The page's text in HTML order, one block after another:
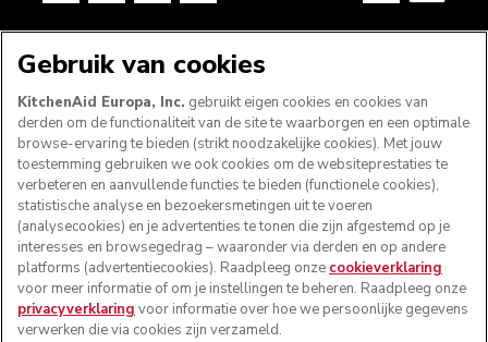
VOLG ONS
© KitchenAid 2026 - Alle rechten voorbehouden.
KitchenAid en het design van de keukenrobot zijn
Gebruik van cookies
KitchenAid Europa, Inc. gebruikt eigen cookies en cookies van
derden om de functionaliteit van de site te waarborgen en een optimale
browse-ervaring te bieden (strikt noodzakelijke cookies). Met jouw
toestemming gebruiken we ook cookies om de websiteprestaties te
verbeteren en aanvullende functies te bieden (functionele cookies),
statistische analyse en bezoekersmetingen uit te voeren
(analysecookies) en je advertenties te tonen die zijn afgestemd op je
interesses en browsegedrag – waaronder via derden en op andere
platforms (advertentiecookies). Raadpleeg onze cookieverklaring
voor meer informatie of om je instellingen te beheren. Raadpleeg onze
privacyverklaring voor informatie over hoe we persoonlijke gegevens
verwerken die via cookies zijn verzameld.